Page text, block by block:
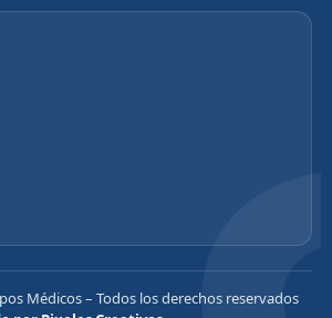
Médicos – Todos los derechos reservados